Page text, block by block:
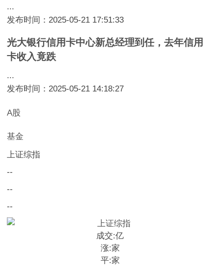
...
发布时间：2025-05-21 17:51:33
光大银行信用卡中心新总经理到任，去年信用
卡收入竟跌
...
发布时间：2025-05-21 14:18:27
A股
基金
上证综指
--
--
--
成交:亿
涨:家
平:家